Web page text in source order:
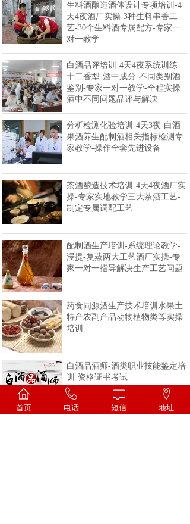
生料酒酿造酒体设计专项培训-4
天4夜酒厂实操-3种生料串香工
艺-30个生料酒专属配方-专家一
对一教学
白酒品评培训-4天4夜系统训练-
十二香型-酒中成分-不同类别酒
鉴别-专家一对一教学-全程实操
酒中不同问题品评与解决
分析检测化验培训-4天3夜-白酒
果酒养生配制酒相关指标检测专
家教学-操作全套先进设备
茶酒酿造技术培训-4天4夜酒厂实
操-专家实地教学三大茶酒工艺-
制定专属调配工艺
配制酒生产培训-系统理论教学-
浸提-复蒸两大工艺酒厂实操-专
家一对一指导解决生产工艺问题
药食同源酒生产技术培训水果土
特产农副产品动物植物类等实操
培训
白酒品酒师-酒类职业技能鉴定培
训-资格证书考试
首页 电话 短信 地址